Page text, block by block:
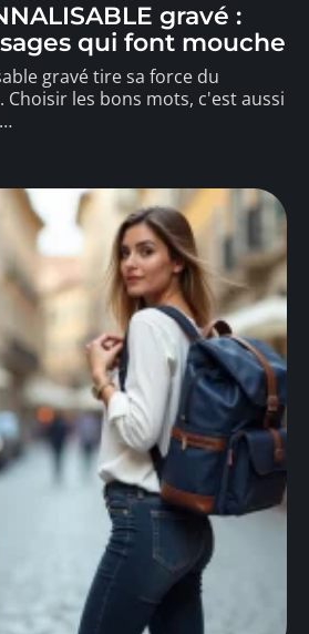
gravé :
qui font mouche
gravé tire sa force du
les bons mots, c'est aussi
…